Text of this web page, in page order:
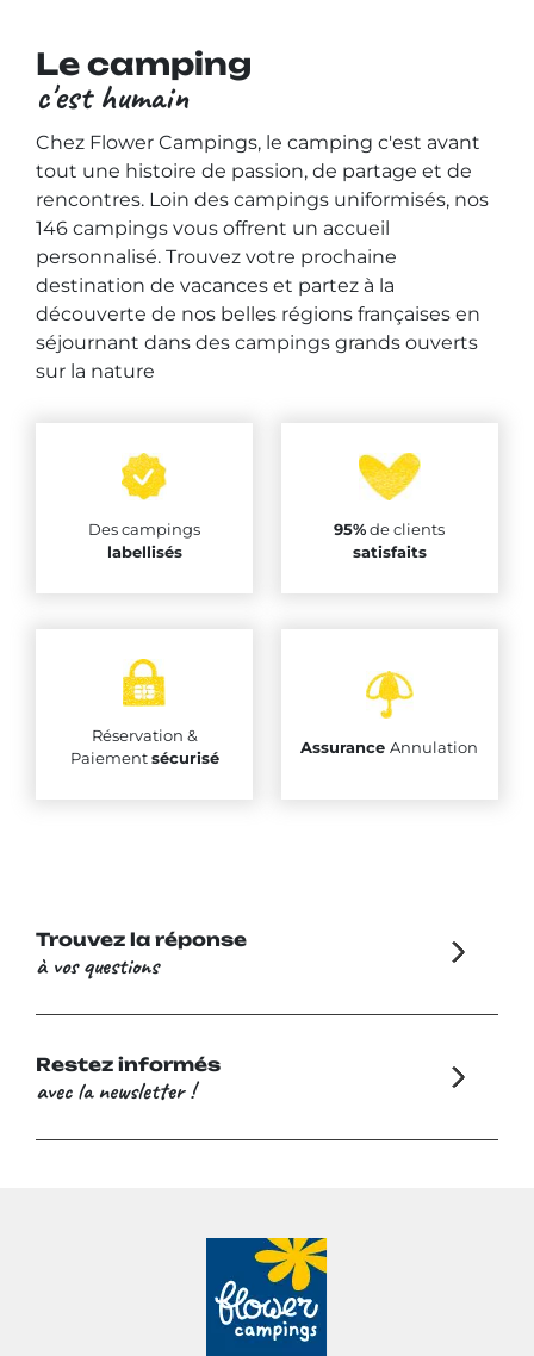
Le camping
c'est humain
Chez Flower Campings, le camping c'est avant
tout une histoire de passion, de partage et de
rencontres. Loin des campings uniformisés, nos
146 campings vous offrent un accueil
personnalisé. Trouvez votre prochaine
destination de vacances et partez à la
découverte de nos belles régions françaises en
séjournant dans des campings grands ouverts
sur la nature
Des campings
labellisés
95%de clients
satisfaits
Réservation &
Paiementsécurisé
AssuranceAnnulation
Trouvez la réponse
à vos questions
Restez informés
avec la newsletter !